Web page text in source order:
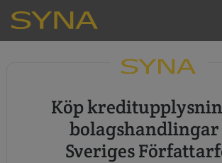
Köp kreditupplysning och
Sveriges